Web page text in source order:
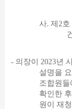
사. 제 2호
- 의장이 2023년
설명을
조합원들
확인한
원이 재